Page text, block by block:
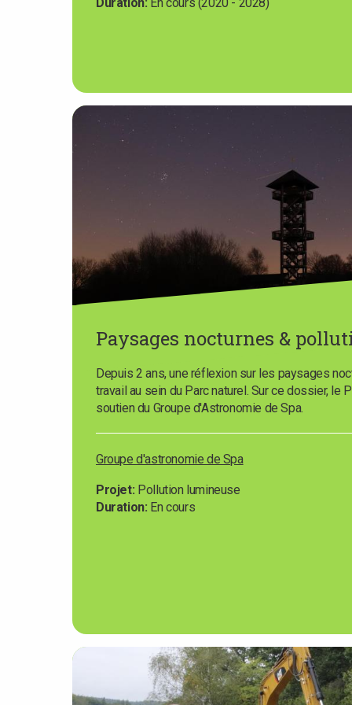
Paysages nocturnes &
Depuis 2 ans, une réflexion sur les paysages
travail au sein du Parc naturel. Sur ce dossier, le
soutien du Groupe d'Astronomie de Spa.
Groupe d'astronomie de Spa
Projet Pollution lumineuse
Duration En cours